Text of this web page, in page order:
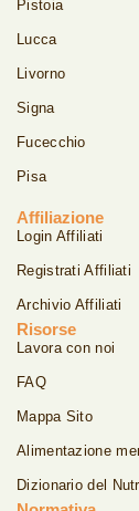
Pistoia
Lucca
Livorno
Signa
Fucecchio
Pisa
Affiliazione
Login Affiliati
Registrati Affiliati
Archivio Affiliati
Risorse
Lavora con noi
FAQ
Mappa Sito
Alimentazione
Dizionario del